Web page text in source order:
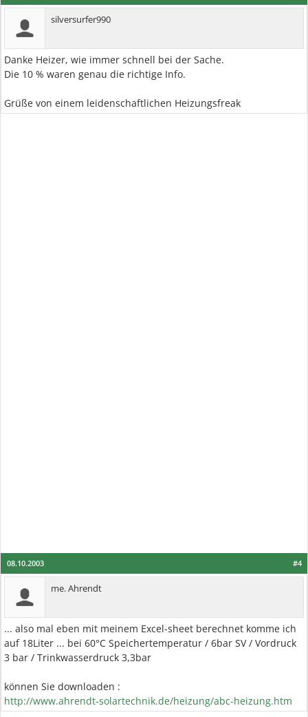
silversurfer990
Danke Heizer, wie immer schnell bei der Sache.
Die 10 % waren genau die richtige Info.
Grüße von einem leidenschaftlichen Heizungsfreak
#4
08.10.2003
me. Ahrendt
... also mal eben mit meinem Excel-sheet berechnet komme ich
auf 18Liter ... bei 60°C Speichertemperatur / 6bar SV / Vordruck
3 bar / Trinkwasserdruck 3,3bar
können Sie downloaden :
http://www.ahrendt-solartechnik.de/heizung/abc-heizung.htm